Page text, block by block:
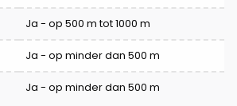
Ja - op 500 m tot 1000 m
Ja - op minder dan 500 m
Ja - op minder dan 500 m